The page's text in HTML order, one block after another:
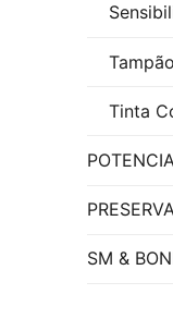
Tinta
SM &